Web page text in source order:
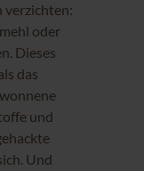
verzichten:
oder
Dieses
das
und
Und